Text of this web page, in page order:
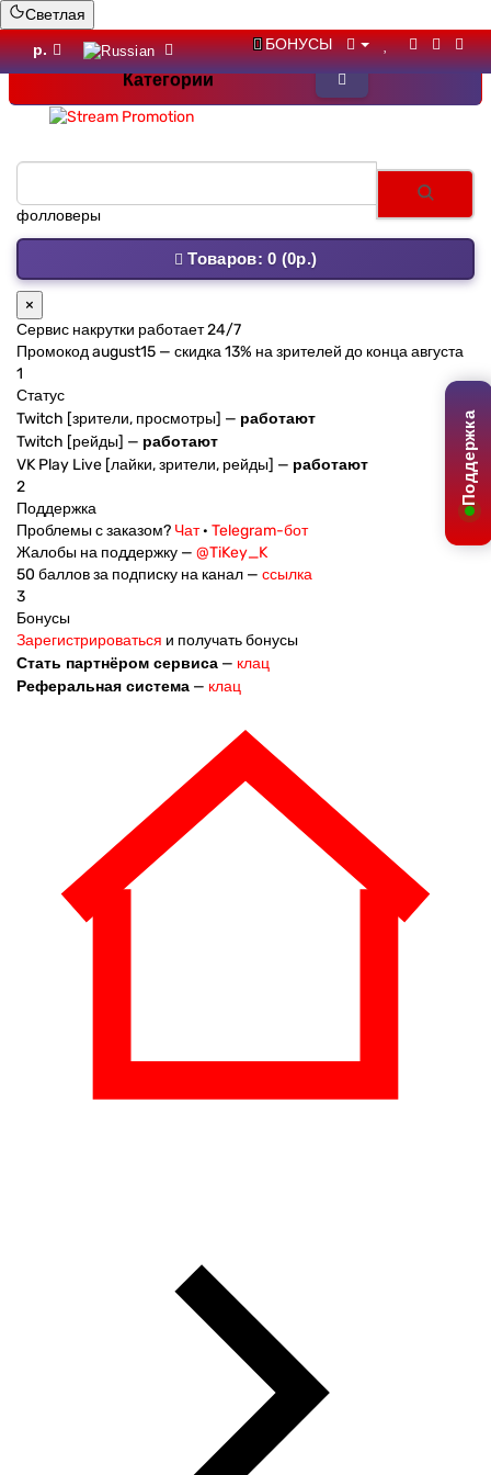
Светлая
Поддержка
р. БОНУСЫ
Товаров: 0 (0р.)
×
Сервис накрутки работает 24/7
Промокодaugust15— скидка 13% на зрителей до конца августа
1
Статус
Twitch [зрители, просмотры] —
Twitch [рейды] —работают
VK Play Live [лайки, зрители, рейды] —
2
Поддержка
Проблемы с заказом?
Жалобы на поддержку —@TiKey_K
50 баллов за подписку на канал —ссылка
3
Бонусы
Зарегистрироваться
Стать партнёром сервиса—клац
Реферальная система—клац
Категории